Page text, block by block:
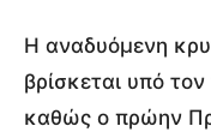
Η αναδυόμενη
βρίσκεται υπό
καθώς ο πρώην